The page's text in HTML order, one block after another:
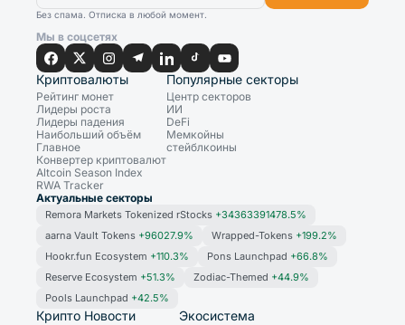
Без спама. Отписка в любой момент.
Мы в соцсетях
Криптовалюты
Рейтинг монет
Лидеры роста
Лидеры падения
Наибольший объём
Главное
Конвертер криптовалют
Altcoin Season Index
RWA Tracker
Популярные секторы
Центр секторов
ИИ
DeFi
Мемкойны
стейблкоины
Актуальные секторы
Remora Markets Tokenized rStocks +34363391478.5%
aarna Vault Tokens +96027.9% Wrapped-Tokens +199.2%
Hookr.fun Ecosystem +110.3% Pons Launchpad +66.8%
Reserve Ecosystem +51.3% Zodiac-Themed +44.9%
Pools Launchpad +42.5%
Крипто Новости Экосистема